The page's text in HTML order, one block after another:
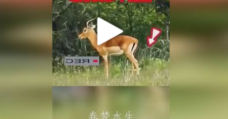
多家A股公司收到美国关税退款
永和豆浆创始人林炳生去世
白海豚将正面袭击贯穿浙江
浙江台州《告全体市民书》
酒店回应车内过夜被收150元
牛津大学一纸声明甩不了锅